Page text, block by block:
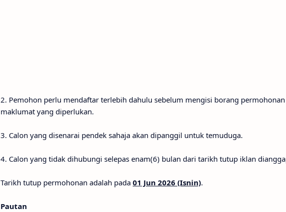
2. Pemohon perlu mendaftar terlebih dahulu sebelum mengisi borang
maklumat yang diperlukan.
3. Calon yang disenarai pendek sahaja akan dipanggil untuk temuduga.
4. Calon yang tidak dihubungi selepas enam(6) bulan dari tarikh tutup iklan
Tarikh tutup permohonan adalah pada 01 Jun 2026 (Isnin).
Pautan